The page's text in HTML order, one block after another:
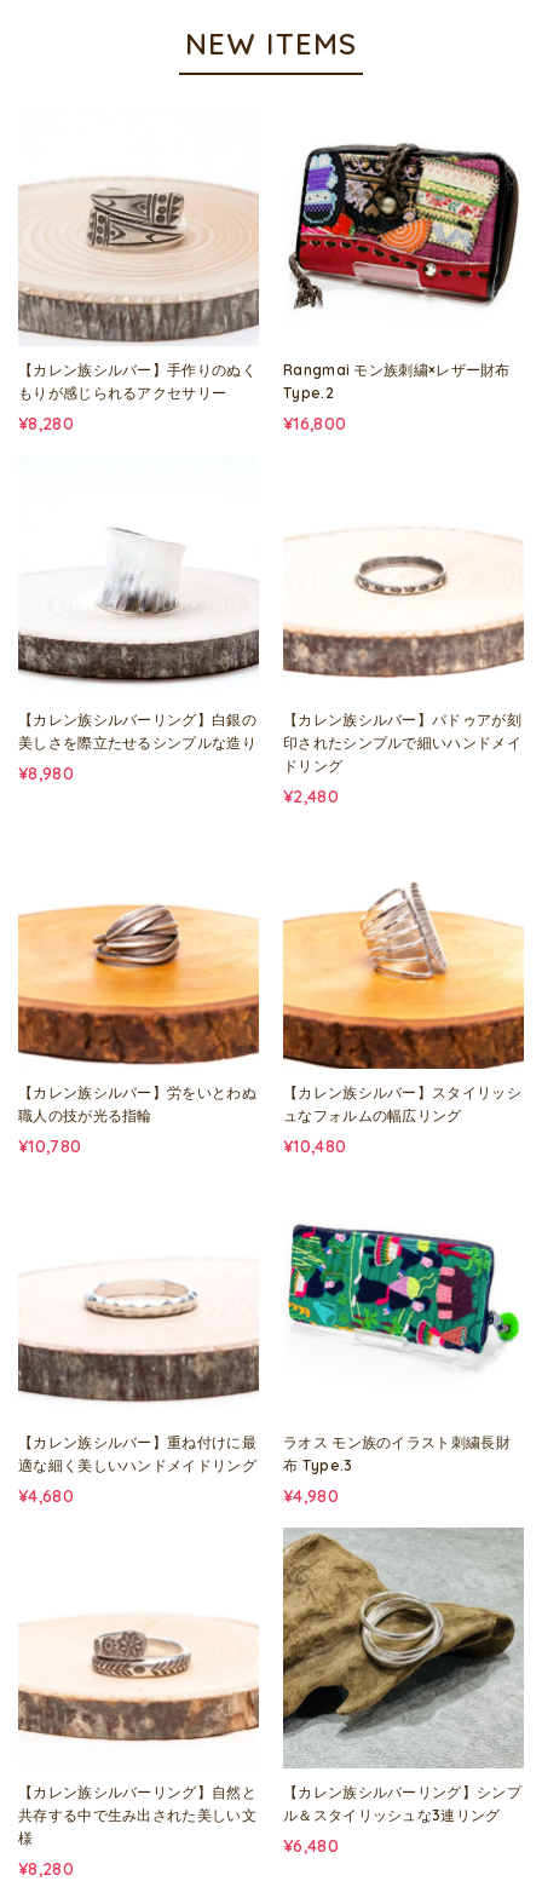
NEW ITEMS
【カレン族シルバー】手作りのぬく
もりが感じられるアクセサリー
¥8,280
Rangmai モン族刺繍×レザー財布
Type.2
¥16,800
【カレン族シルバーリング】白銀の
美しさを際立たせるシンプルな造り
¥8,980
【カレン族シルバー】パドゥアが刻
印されたシンプルで細いハンドメイ
ドリング
¥2,480
【カレン族シルバー】労をいとわぬ
職人の技が光る指輪
¥10,780
【カレン族シルバー】スタイリッシ
ュなフォルムの幅広リング
¥10,480
【カレン族シルバー】重ね付けに最
適な細く美しいハンドメイドリング
¥4,680
ラオス モン族のイラスト刺繍長財
布 Type.3
¥4,980
【カレン族シルバーリング】自然と
共存する中で生み出された美しい文
様
¥8,280
【カレン族シルバーリング】シンプ
ル＆スタイリッシュな3連リング
¥6,480